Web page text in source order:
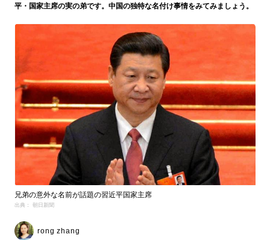
平・国家主席の実の弟です。中国の独特な名付け事情をみてみましょう。
兄弟の意外な名前が話題の習近平国家主席
出典： 朝日新聞
rong zhang